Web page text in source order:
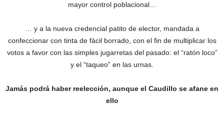
mayor control poblacional…
… y a la nueva credencial patito de elector, mandada a
confeccionar con tinta de fácil borrado, con el fin de multiplicar los
votos a favor con las simples jugarretas del pasado: el “ratón loco”
y el “taqueo” en las urnas.
Jamás podrá haber reelección, aunque el Caudillo se afane en
ello